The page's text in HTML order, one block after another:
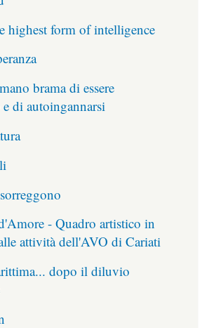
highest form of intelligence
brama di essere
di autoingannarsi
- Quadro artistico in
attività dell'AVO di Cariati
dopo il diluvio